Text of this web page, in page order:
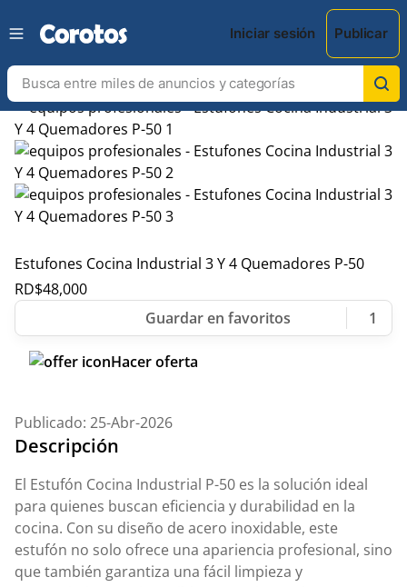
Iniciar sesión Publicar
Estufones Cocina Industrial 3 Y 4 Quemadores P-50
RD$48,000
1
Hacer oferta
Publicado: 25-Abr-2026
Descripción
El Estufón Cocina Industrial P-50 es la solución ideal
para quienes buscan eficiencia y durabilidad en la
cocina. Con su diseño de acero inoxidable, este
estufón no solo ofrece una apariencia profesional, sino
que también garantiza una fácil limpieza y